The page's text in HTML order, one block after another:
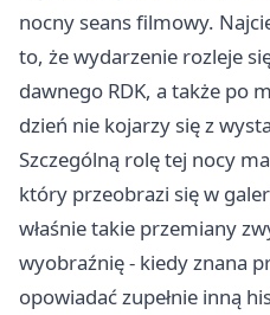
nocny seans filmowy.
to, że wydarzenie rozleje
dawnego RDK, a także po
dzień nie kojarzy się z
Szczególną rolę tej nocy
który przeobrazi się w
właśnie takie przemiany
wyobraźnię - kiedy znana
opowiadać zupełnie inną